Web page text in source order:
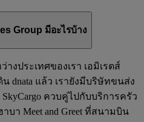
Group มีอะไรบ้าง
งประเทศของเรา เอมิเรตส์
dnata แล้ว เรายังมีบริษัทขนส่ง
SkyCargo ควบคู่ไปกับบริการครัว
บา Meet and Greet ที่สนามบิน